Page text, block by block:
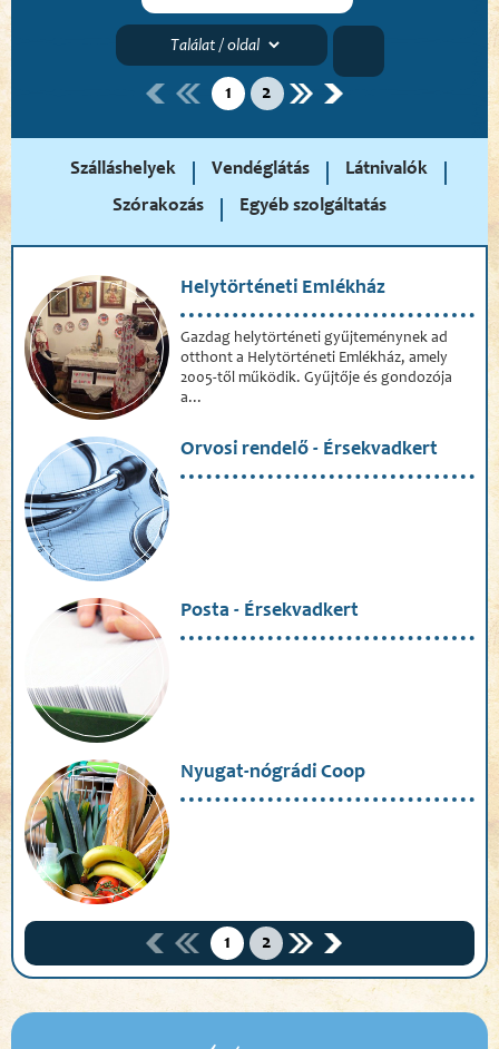
1 2
Szálláshelyek Vendéglátás
Látnivalók
Szórakozás
Egyéb szolgáltatás
Helytörténeti Emlékház
Gazdag helytörténeti gyűjteménynek ad
otthont a Helytörténeti Emlékház, amely
2005-től működik. Gyűjtője és gondozója
a...
Orvosi rendelő - Érsekvadkert
Posta - Érsekvadkert
Nyugat-nógrádi Coop
1 2